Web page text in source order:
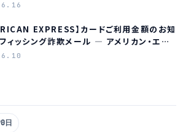
EXPRESS】カードご利用金額のお知
ィッシング詐欺メール ― アメリカン・エキ
を装う偽メールの見分け方
日